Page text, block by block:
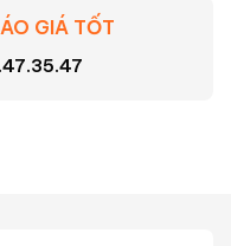
GIÁ TỐT